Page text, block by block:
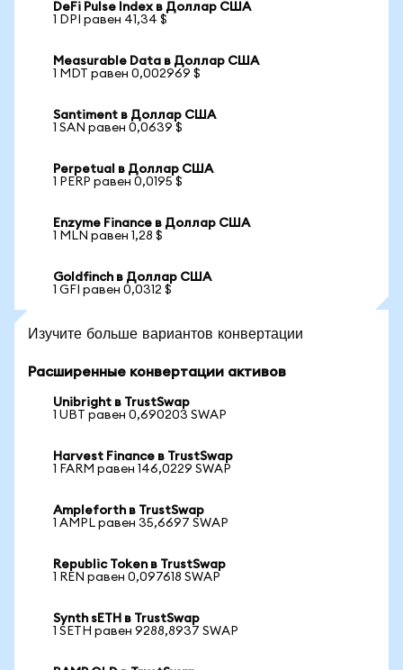
DeFi Pulse Index в Доллар США
1 DPI равен 41,34 $
Measurable Data в Доллар США
1 MDT равен 0,002969 $
Santiment в Доллар США
1 SAN равен 0,0639 $
Perpetual в Доллар США
1 PERP равен 0,0195 $
Enzyme Finance в Доллар США
1 MLN равен 1,28 $
Goldfinch в Доллар США
1 GFI равен 0,0312 $
Изучите больше вариантов конвертации
Расширенные конвертации активов
Unibright в TrustSwap
1 UBT равен 0,690203 SWAP
Harvest Finance в TrustSwap
1 FARM равен 146,0229 SWAP
Ampleforth в TrustSwap
1 AMPL равен 35,6697 SWAP
Republic Token в TrustSwap
1 REN равен 0,097618 SWAP
Synth sETH в TrustSwap
1 SETH равен 9288,8937 SWAP